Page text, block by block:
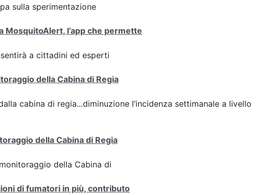
sulla sperimentazione
MosquitoAlert, l’app che permette
a cittadini ed esperti
della Cabina di Regia
cabina di regia...diminuzione l’incidenza settimanale a livello
della Cabina di Regia
della Cabina di
di fumatori in più, contributo